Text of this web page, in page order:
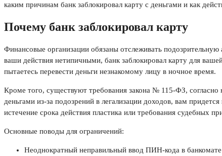
каким причинам банк заблокировал карту с деньгами и как
Почему банк заблокировал карту
Финансовые организации обязаны отслеживать
ваши действия нетипичными, банк заблокировал карту для
пытаетесь перевести деньги незнакомому лицу в ночное время.
Кроме того, существуют требования закона № 115-ФЗ, согласно
деньгами из-за подозрений в легализации доходов, вам
истечение срока действия пластика или требования судебных
Основные поводы для ограничений:
Неоднократный неправильный ввод ПИН-кода в банкомате